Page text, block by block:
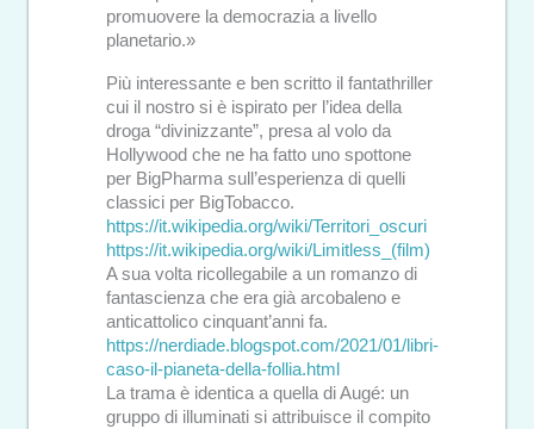
promuovere la democrazia a livello
planetario.»
Più interessante e ben scritto il fantathriller
cui il nostro si è ispirato per l’idea della
droga “divinizzante”, presa al volo da
Hollywood che ne ha fatto uno spottone
per BigPharma sull’esperienza di quelli
classici per BigTobacco.
https://it.wikipedia.org/wiki/Territori_oscuri
https://it.wikipedia.org/wiki/Limitless_(film)
A sua volta ricollegabile a un romanzo di
fantascienza che era già arcobaleno e
anticattolico cinquant’anni fa.
https://nerdiade.blogspot.com/2021/01/libri-
caso-il-pianeta-della-follia.html
La trama è identica a quella di Augé: un
gruppo di illuminati si attribuisce il compito